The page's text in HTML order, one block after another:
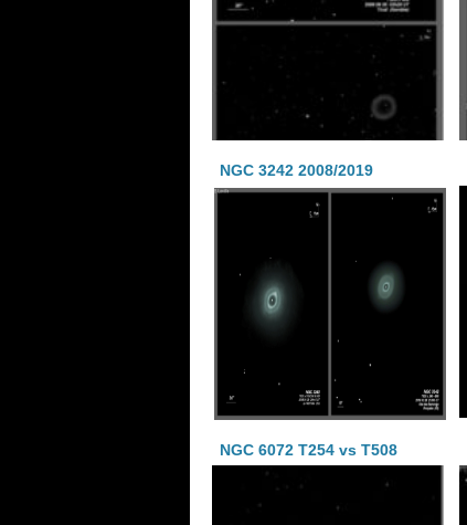
NGC 3242 2008/2019
NGC 6072 T254 vs T508